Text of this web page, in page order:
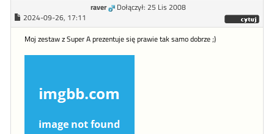
raver
Dołączył: 25 Lis 2008
2024-09-26, 17:11
Moj zestaw z Super A prezentuje się prawie tak samo dobrze ;)